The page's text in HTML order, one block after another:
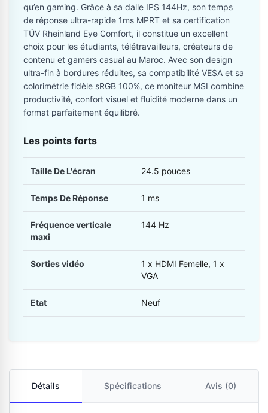
qu’en gaming. Grâce à sa dalle IPS 144Hz, son temps
de réponse ultra-rapide 1ms MPRT et sa certification
TÜV Rheinland Eye Comfort, il constitue un excellent
choix pour les étudiants, télétravailleurs, créateurs de
contenu et gamers casual au Maroc. Avec son design
ultra-fin à bordures réduites, sa compatibilité VESA et sa
colorimétrie fidèle sRGB 100%, ce moniteur MSI combine
productivité, confort visuel et fluidité moderne dans un
format parfaitement équilibré.
Les points forts
Taille De L'écran 24.5 pouces
Temps De Réponse 1 ms
Fréquence verticale
maxi
144 Hz
Sorties vidéo
1 x HDMI Femelle, 1 x
VGA
Etat Neuf
Détails Spécifications Avis (0)